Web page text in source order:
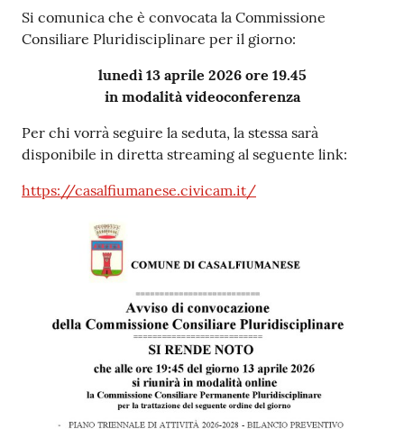
Contenuto
Si comunica che è convocata la Commissione
Consiliare Pluridisciplinare per il giorno:
lunedì 13 aprile 2026 ore 19.45
in modalità videoconferenza
Per chi vorrà seguire la seduta, la stessa sarà
disponibile in diretta streaming al seguente link:
https://casalfiumanese.civicam.it/